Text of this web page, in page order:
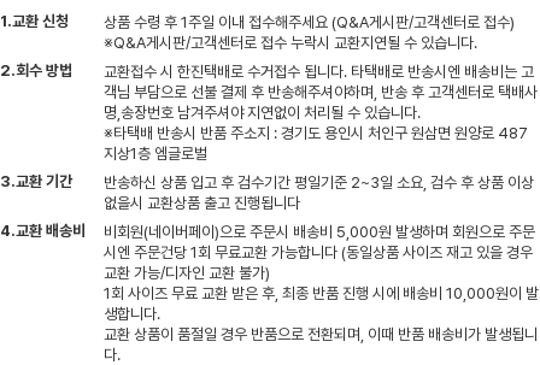
1.교환 신청
상품 수령 후 1주일 이내 접수해주세요 (Q&A게시판/고객센터로 접수)
※Q&A게시판/고객센터로 접수 누락시 교환지연될 수 있습니다.
2.회수 방법
교환접수 시 한진택배로 수거접수 됩니다. 타택배로 반송시엔 배송비는 고
객님 부담으로 선불 결제 후 반송해주셔야하며, 반송 후 고객센터로 택배사
명,송장번호 남겨주셔야 지연없이 처리될 수 있습니다.
※타택배 반송시 반품 주소지 : 경기도 용인시 처인구 원삼면 원양로 487
지상1층 엠글로벌
3.교환 기간
반송하신 상품 입고 후 검수기간 평일기준 2~3일 소요, 검수 후 상품 이상
없을시 교환상품 출고 진행됩니다
4.교환 배송비
비회원(네이버페이)으로 주문시 배송비 5,000원 발생하며 회원으로 주문
시엔 주문건당 1회 무료교환 가능합니다 (동일상품 사이즈 재고 있을 경우
교환 가능/디자인 교환 불가)
1회 사이즈 무료 교환 받은 후, 최종 반품 진행 시에 배송비 10,000원이 발
생합니다.
교환 상품이 품절일 경우 반품으로 전환되며, 이때 반품 배송비가 발생됩니
다.